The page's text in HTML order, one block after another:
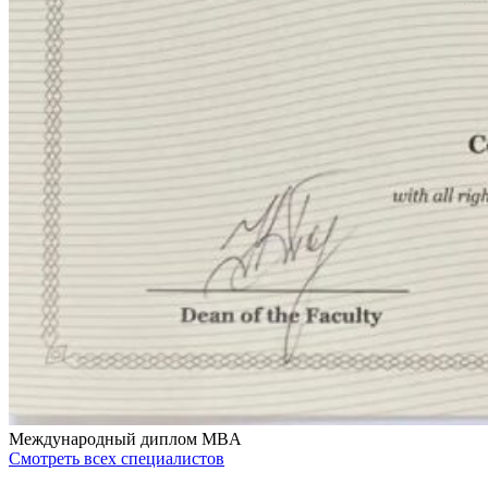
Международный диплом MBA
Смотреть всех специалистов